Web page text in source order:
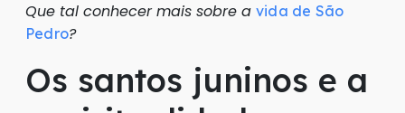
Que tal conhecer mais sobre a vida de São
Pedro?
Os santos juninos e a